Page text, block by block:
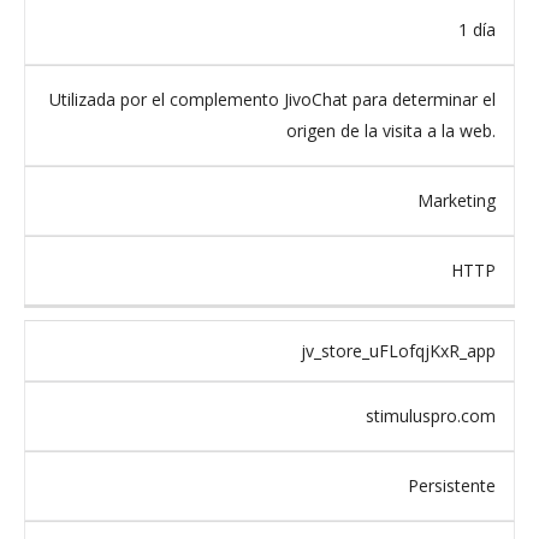
1 día
Utilizada por el complemento JivoChat para determinar el
origen de la visita a la web.
Marketing
HTTP
jv_store_uFLofqjKxR_app
stimuluspro.com
Persistente